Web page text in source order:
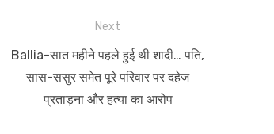
Next
Next
post:
Ballia-सात महीने पहले हुई थी शादी… पति,
सास-ससुर समेत पूरे परिवार पर दहेज
प्रताड़ना और हत्या का आरोप